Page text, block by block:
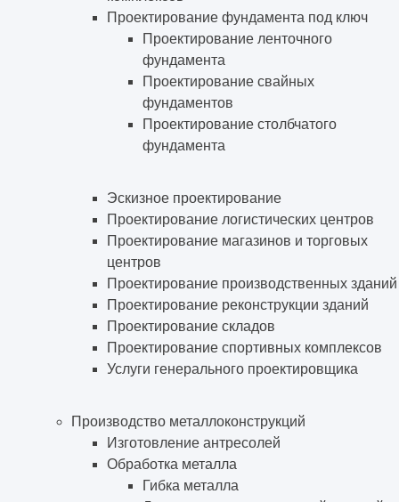
Проектирование фундамента под ключ
Проектирование ленточного
фундамента
Проектирование свайных
фундаментов
Проектирование столбчатого
фундамента
Эскизное проектирование
Проектирование логистических центров
Проектирование магазинов и торговых
центров
Проектирование производственных зданий
Проектирование реконструкции зданий
Проектирование складов
Проектирование спортивных комплексов
Услуги генерального проектировщика
Производство металлоконструкций
Изготовление антресолей
Обработка металла
Гибка металла